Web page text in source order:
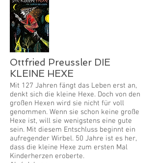
Ottfried Preussler DIE
KLEINE HEXE
Mit 127 Jahren fängt das Leben erst an,
denkt sich die kleine Hexe. Doch von den
großen Hexen wird sie nicht für voll
genommen. Wenn sie schon keine große
Hexe ist, will sie wenigstens eine gute
sein. Mit diesem Entschluss beginnt ein
aufregender Wirbel. 50 Jahre ist es her,
dass die kleine Hexe zum ersten Mal
Kinderherzen eroberte.